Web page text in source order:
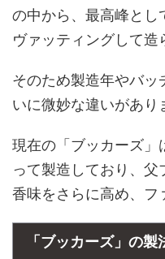
の中から、最高峰とし
ヴァッティングして造
そのため製造年やバッ
いに微妙な違いがあり
現在の「ブッカーズ」
って製造しており、
香味をさらに高め、フ
「ブッカーズ」の製